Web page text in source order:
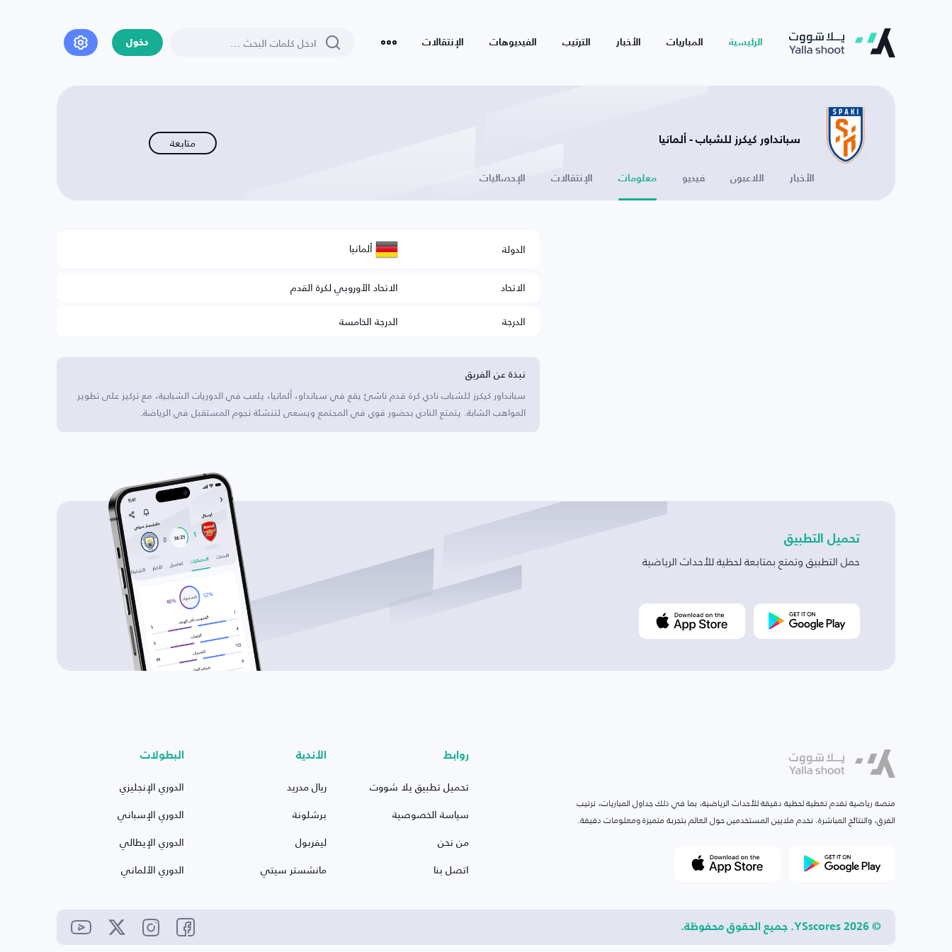
الرئيسية المباريات الأخبار الترتيب الفيديوهات الإنتقالات دخول
سبانداور كيكرز للشباب - ألمانيا متابعة
الأخبار اللاعبون فيديو معلومات الإنتقالات الإحصائيات
الدولة ألمانيا
الاتحاد
الاتحاد الأوروبي لكرة القدم
الدرجة
الدرجة الخامسة
نبذة عن الفريق
سبانداور كيكرز للشباب نادي كرة قدم ناشئ يقع في سبانداو، ألمانيا، يلعب في الدوريات الشبابية، مع تركيز على تطوير
المواهب الشابة. يتمتع النادي بحضور قوي في المجتمع ويسعى لتنشئة نجوم المستقبل في الرياضة.
تحميل التطبيق
حمل التطبيق وتمتع بمتابعة لحظية للأحداث الرياضية
منصة رياضية تقدم تغطية لحظية دقيقة للأحداث الرياضية، بما في ذلك جداول المباريات، ترتيب
الفرق، والنتائج المباشرة. نخدم ملايين المستخدمين حول العالم بتجربة متميزة ومعلومات دقيقة.
روابط
تحميل تطبيق يلا شووت
سياسة الخصوصية
من نحن
اتصل بنا
الأندية
ريال مدريد
برشلونة
ليفربول
مانشستر سيتي
البطولات
الدوري الإنجليزي
الدوري الإسباني
الدوري الإيطالي
الدوري الألماني
© 2026 YSscores. جميع الحقوق محفوظة.